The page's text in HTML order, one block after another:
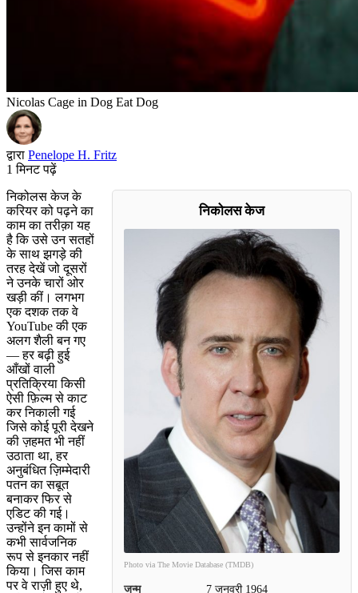
Nicolas Cage in Dog Eat Dog
द्वारा Penelope H. Fritz
1 मिनट पढ़ें
निकोलस केज
Photo via The Movie Database (TMDB)
जन्म
7 जनवरी 1964
निकोलस केज के
करियर को पढ़ने का
काम का तरीक़ा यह
है कि उसे उन सतहों
के साथ झगड़े की
तरह देखें जो दूसरों
ने उनके चारों ओर
खड़ी कीं। लगभग
एक दशक तक वे
YouTube की एक
अलग शैली बन गए
— हर बढ़ी हुई
आँखों वाली
प्रतिक्रिया किसी
ऐसी फ़िल्म से काट
कर निकाली गई
जिसे कोई पूरी देखने
की ज़हमत भी नहीं
उठाता था, हर
अनुबंधित ज़िम्मेदारी
पतन का सबूत
बनाकर फिर से
एडिट की गई।
उन्होंने इन कामों से
कभी सार्वजनिक
रूप से इनकार नहीं
किया। जिस काम
पर वे राज़ी हुए थे,